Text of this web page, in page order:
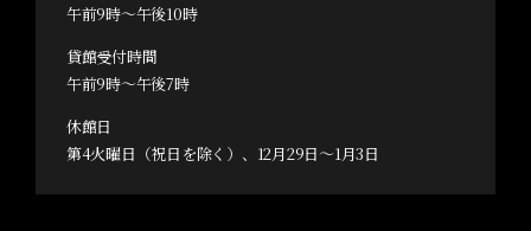
午前9時～午後10時
貸館受付時間
午前9時～午後7時
休館日
第4火曜日（祝日を除く）、12月29日～1月3日